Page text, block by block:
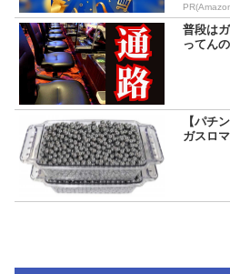
普段は
ってん
【パチ
ガスロ